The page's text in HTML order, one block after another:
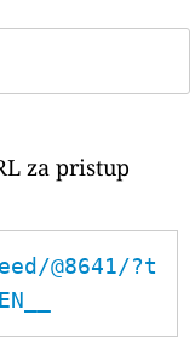
za pristup
@8641/?t